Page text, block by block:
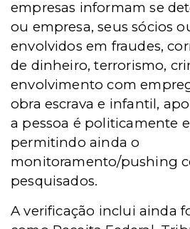
empresas informam se
ou empresa, seus sócios
envolvidos em fraudes,
de dinheiro, terrorismo,
envolvimento com
obra escrava e infantil,
a pessoa é politicamente
permitindo ainda o
monitoramento/pushing
pesquisados.
A verificação inclui ainda